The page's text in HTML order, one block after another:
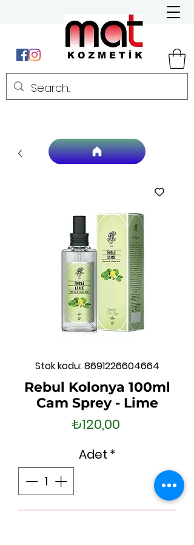
Stok kodu: 8691226604664
Rebul Kolonya 100ml
Cam Sprey - Lime
₺120,00Fiyat
Adet *